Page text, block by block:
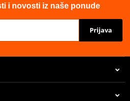
i novosti iz naše ponude
Prijava